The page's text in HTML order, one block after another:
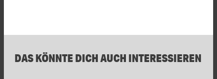
DAS KÖNNTE DICH AUCH INTERESSIEREN